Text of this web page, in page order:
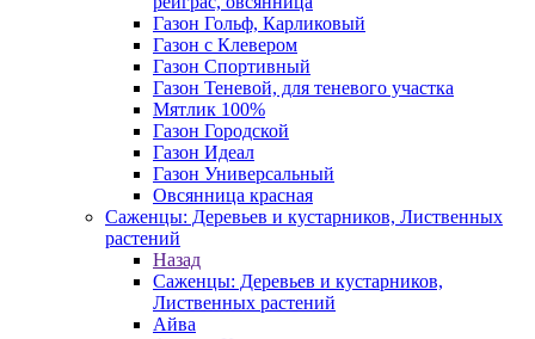
Газон Гольф, Карликовый
Газон с Клевером
Газон Спортивный
Газон Теневой, для теневого участка
Мятлик 100%
Газон Городской
Газон Идеал
Газон Универсальный
Овсянница красная
Саженцы: Деревьев и кустарников, Лиственных
растений
Назад
Саженцы: Деревьев и кустарников,
Лиственных растений
Айва